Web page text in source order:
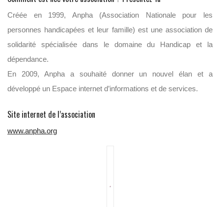
Créée en 1999, Anpha (Association Nationale pour les
personnes handicapées et leur famille) est une association de
solidarité spécialisée dans le domaine du Handicap et la
dépendance.
En 2009, Anpha a souhaité donner un nouvel élan et a
développé un Espace internet d’informations et de services.
Site internet de l’association
www.anpha.org